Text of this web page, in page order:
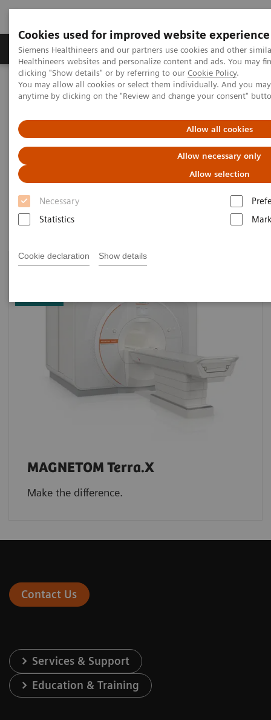
Cookies used for improved website experience
Siemens Healthineers and our partners use cookies and other
Healthineers websites and personalize content and ads. You may
clicking "Show details" or by referring to our Cookie Policy.
You may allow all cookies or select them individually. And you
anytime by clicking on the "Review and change your consent"
Allow all cookies
Allow necessary only
Allow selection
Necessary
Statistics
Cookie declaration Show details
Produkter og løsninger Support og
Hjem
Produkter og løsninger innen bildediagnostikk
Magnetic Resonance Imaging
7T MRI Scanners
7T MRI Scanners
Our groundbreaking innovations include the world’s
first 7T MRI scanner released for clinical use.
NEW
MAGNETOM Terra.X
Make the difference.
Contact Us
Services & Support
Education & Training